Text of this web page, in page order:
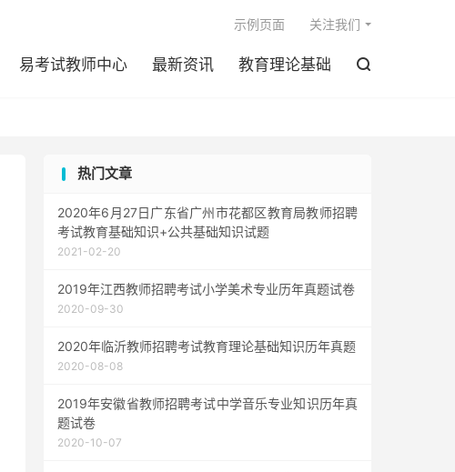
易考试教师中心 最新资讯 教育理论基础 
示例页面 关注我们
热门文章
2020年6月27日广东省广州市花都区教育局教师招聘
考试教育基础知识+公共基础知识试题
2021-02-20
2019年江西教师招聘考试小学美术专业历年真题试卷
2020-09-30
2020年临沂教师招聘考试教育理论基础知识历年真题
2020-08-08
2019年安徽省教师招聘考试中学音乐专业知识历年真
题试卷
2020-10-07